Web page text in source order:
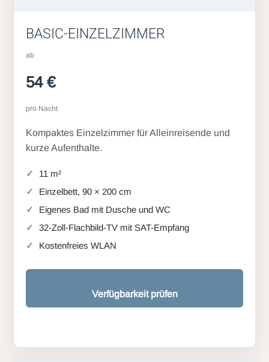
BASIC-EINZELZIMMER
ab
54 €
pro Nacht
Kompaktes Einzelzimmer für Alleinreisende und
kurze Aufenthalte.
11 m²
Einzelbett, 90 × 200 cm
Eigenes Bad mit Dusche und WC
32-Zoll-Flachbild-TV mit SAT-Empfang
Kostenfreies WLAN
Verfügbarkeit prüfen